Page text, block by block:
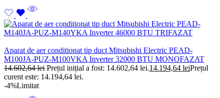
Aparat de aer conditionat tip duct Mitsubishi Electric PEAD-
M100JA-PUZ-M100VKA Inverter 32000 BTU MONOFAZAT
14.602,64lei Prețul inițial a fost: 14.602,64 lei.14.194,64 leiPrețul
curent este: 14.194,64 lei.
-4%Limitat